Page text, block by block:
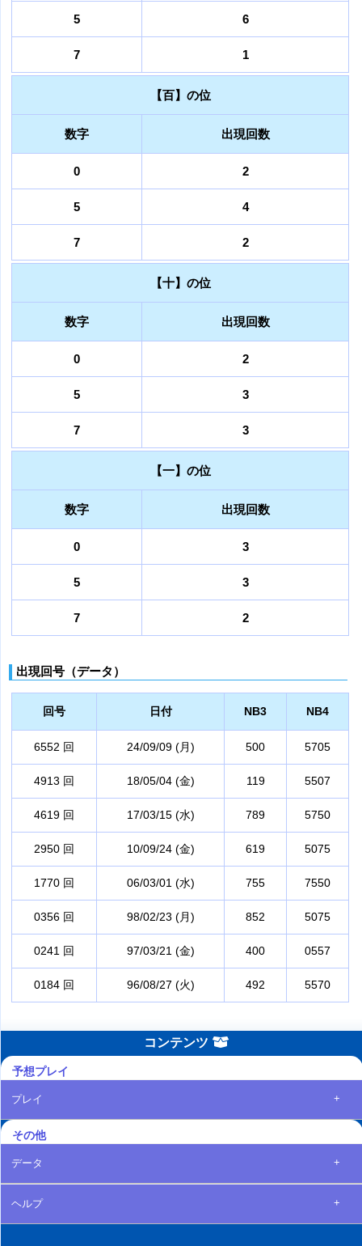
5 6
7 1
【百】の位
数字 出現回数
0 2
5 4
7 2
【十】の位
数字 出現回数
0 2
5 3
7 3
【一】の位
数字 出現回数
0 3
5 3
7 2
出現回号（データ）
回号 日付 NB3 NB4
6552 回 24/09/09 (月) 500 5705
4913 回 18/05/04 (金) 119 5507
4619 回 17/03/15 (水) 789 5750
2950 回 10/09/24 (金) 619 5075
1770 回 06/03/01 (水) 755 7550
0356 回 98/02/23 (月) 852 5075
0241 回 97/03/21 (金) 400 0557
0184 回 96/08/27 (火) 492 5570
コンテンツ
予想プレイ
プレイ +
その他
データ +
ヘルプ +